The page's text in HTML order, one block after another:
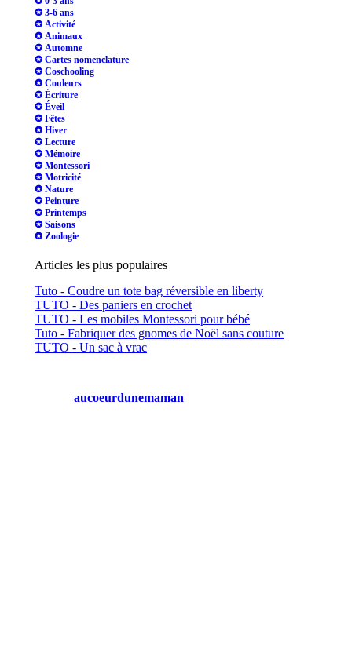
✪ 3-6 ans
✪ Activité
✪ Animaux
✪ Automne
✪ Cartes nomenclature
✪ Coschooling
✪ Couleurs
✪ Écriture
✪ Éveil
✪ Fêtes
✪ Hiver
✪ Lecture
✪ Mémoire
✪ Montessori
✪ Motricité
✪ Nature
✪ Peinture
✪ Printemps
✪ Saisons
✪ Zoologie
Articles les plus populaires
Tuto - Coudre un tote bag réversible en liberty
TUTO - Des paniers en crochet
TUTO - Les mobiles Montessori pour bébé
Tuto - Fabriquer des gnomes de Noël sans couture
TUTO - Un sac à vrac
aucoeurdunemaman